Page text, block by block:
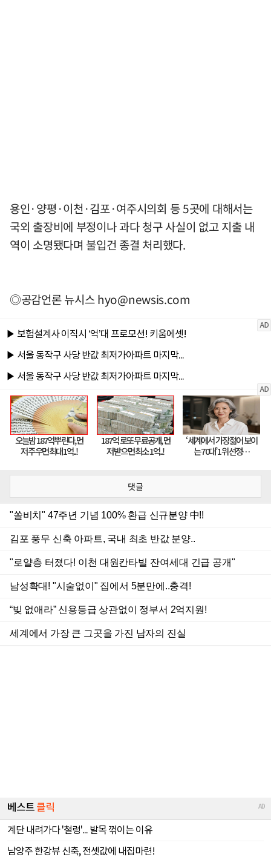
용인·양평·이천·김포·여주시의회 등 5곳에 대해서는
국외 출장비에 부정이나 과다 청구 사실이 없고 지출 내
역이 소명됐다며 불입건 종결 처리했다.
◎공감언론 뉴시스hyo@newsis.com
댓글